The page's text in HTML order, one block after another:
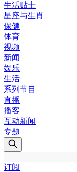
生活贴士
星座与生肖
保健
体育
视频
新闻
娱乐
生活
系列节目
直播
播客
互动新闻
专题
订阅